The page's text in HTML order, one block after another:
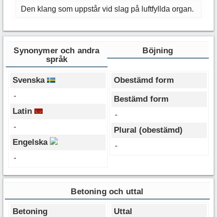
Den klang som uppstår vid slag på luftfyllda organ.
Synonymer och andra
språk
Böjning
Svenska
-
Latin
-
Engelska
-
Obestämd form
Bestämd form
-
Plural (obestämd)
-
Betoning och uttal
Betoning
Uttal